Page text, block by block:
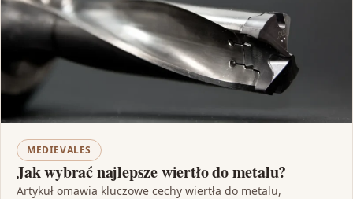
MEDIEVALES
Jak wybrać najlepsze wiertło do metalu?
Artykuł omawia kluczowe cechy wiertła do metalu,